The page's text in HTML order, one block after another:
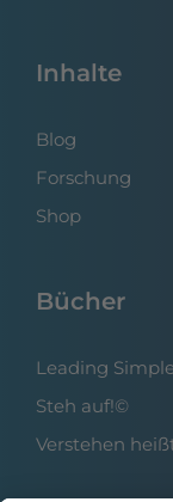
Inhalte
Blog
Forschung
Shop
Bücher
Leading
Steh auf!©
Verstehen